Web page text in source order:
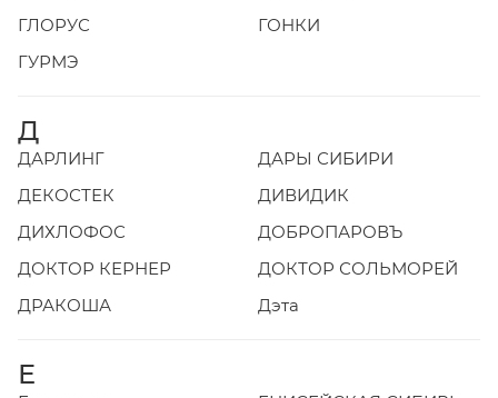
ГЛОРУС
ГОНКИ
ГУРМЭ
Д
ДАРЛИНГ
ДАРЫ СИБИРИ
ДЕКОСТЕК
ДИВИДИК
ДИХЛОФОС
ДОБРОПАРОВЪ
ДОКТОР КЕРНЕР
ДОКТОР СОЛЬМОРЕЙ
ДРАКОША
Дэта
Е